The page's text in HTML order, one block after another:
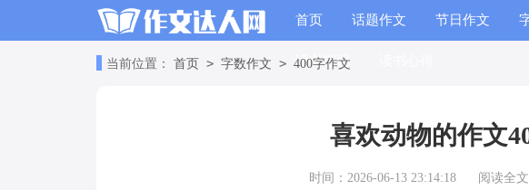
首页 话题作文 节日作文
读书笔记
当前位置： 首页 > 字数作文 > 400字作文
喜欢动物的作文
时间：2026-06-13 23:14:18 阅读全文